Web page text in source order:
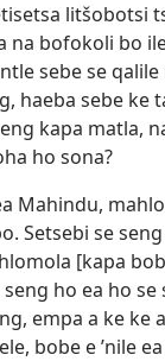
litšobotsi
na bofokoli bo
sebe se qalile
haeba sebe ke
kapa matla,
ho sona?
Mahindu,
Setsebi se
[kapa
ho ea ho se
empa a ke ke
bobe e ’nile